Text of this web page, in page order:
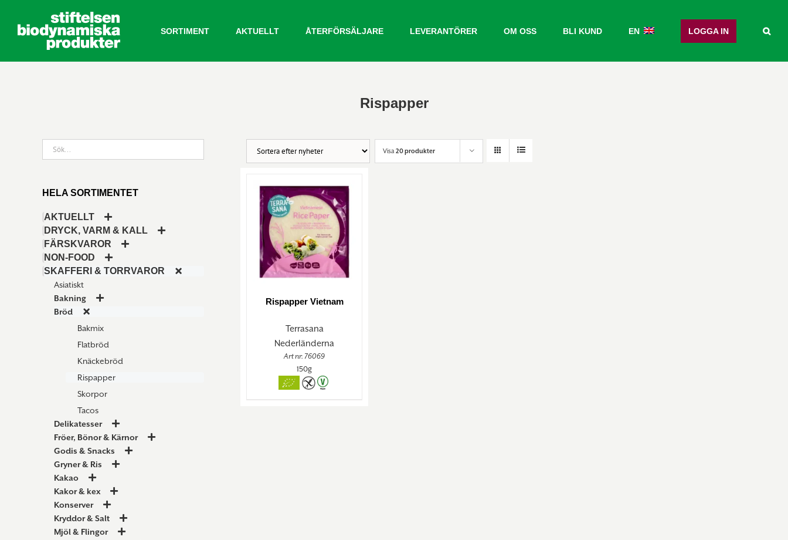
innehållet
SORTIMENT AKTUELLT ÅTERFÖRSÄLJARE LEVERANTÖRER OM OSS BLI KUND EN LOGGA IN
Rispapper
Visa 20 produkter
Rispapper Vietnam
Terrasana
Nederländerna
Art nr. 76069
150g
HELA SORTIMENTET
AKTUELLT
DRYCK, VARM & KALL
FÄRSKVAROR
NON-FOOD
SKAFFERI & TORRVAROR
Asiatiskt
Bakning
Bröd
Bakmix
Flatbröd
Knäckebröd
Rispapper
Skorpor
Tacos
Delikatesser
Fröer, Bönor & Kärnor
Godis & Snacks
Gryner & Ris
Kakao
Kakor & kex
Konserver
Kryddor & Salt
Mjöl & Flingor